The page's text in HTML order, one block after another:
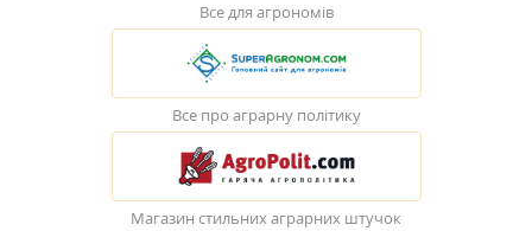
Все для агрономів
Все про аграрну політику
Магазин стильних аграрних штучок